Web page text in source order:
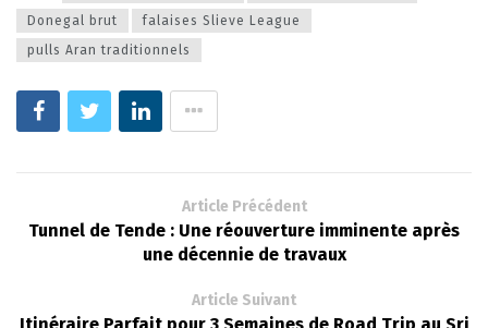
Donegal brut
falaises Slieve League
pulls Aran traditionnels
Article Précédent
Tunnel de Tende : Une réouverture imminente après
une décennie de travaux
Article Suivant
Itinéraire Parfait pour 3 Semaines de Road Trip au Sri